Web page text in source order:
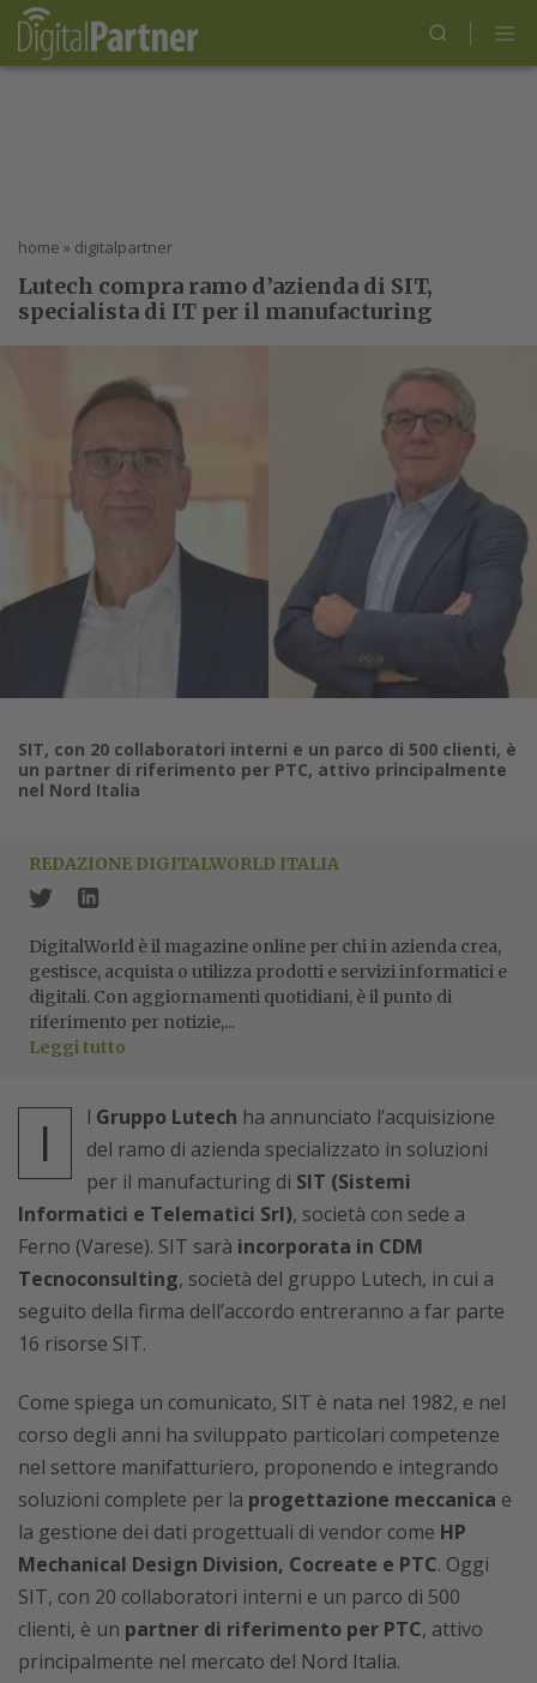
home » digitalpartner
Lutech compra ramo d’azienda di SIT,
specialista di IT per il manufacturing
SIT, con 20 collaboratori interni e un parco di 500 clienti, è
un partner di riferimento per PTC, attivo principalmente
nel Nord Italia
REDAZIONE DIGITALWORLD ITALIA
DigitalWorld è il magazine online per chi in azienda crea,
gestisce, acquista o utilizza prodotti e servizi informatici e
digitali. Con aggiornamenti quotidiani, è il punto di
riferimento per notizie,...
Leggi tutto
I l Gruppo Lutech ha annunciato l’acquisizione
del ramo di azienda specializzato in soluzioni
per il manufacturing di SIT (Sistemi
Informatici e Telematici Srl), società con sede a
Ferno (Varese). SIT sarà incorporata in CDM
Tecnoconsulting, società del gruppo Lutech, in cui a
seguito della firma dell’accordo entreranno a far parte
16 risorse SIT.
Come spiega un comunicato, SIT è nata nel 1982, e nel
corso degli anni ha sviluppato particolari competenze
nel settore manifatturiero, proponendo e integrando
soluzioni complete per la progettazione meccanica e
la gestione dei dati progettuali di vendor come HP
Mechanical Design Division, Cocreate e PTC. Oggi
SIT, con 20 collaboratori interni e un parco di 500
clienti, è un partner di riferimento per PTC, attivo
principalmente nel mercato del Nord Italia.